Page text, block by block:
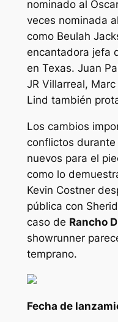
nominado al
veces nominada
como Beulah
encantadora jefa
en Texas. Juan
JR Villarreal,
Lind también
Los cambios
conflictos
nuevos para el
como lo
Kevin Costner
pública con
caso de Rancho
showrunner
temprano.
Fecha de